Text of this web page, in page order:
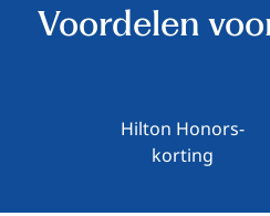
Voordelen
Hilton Honors-
korting